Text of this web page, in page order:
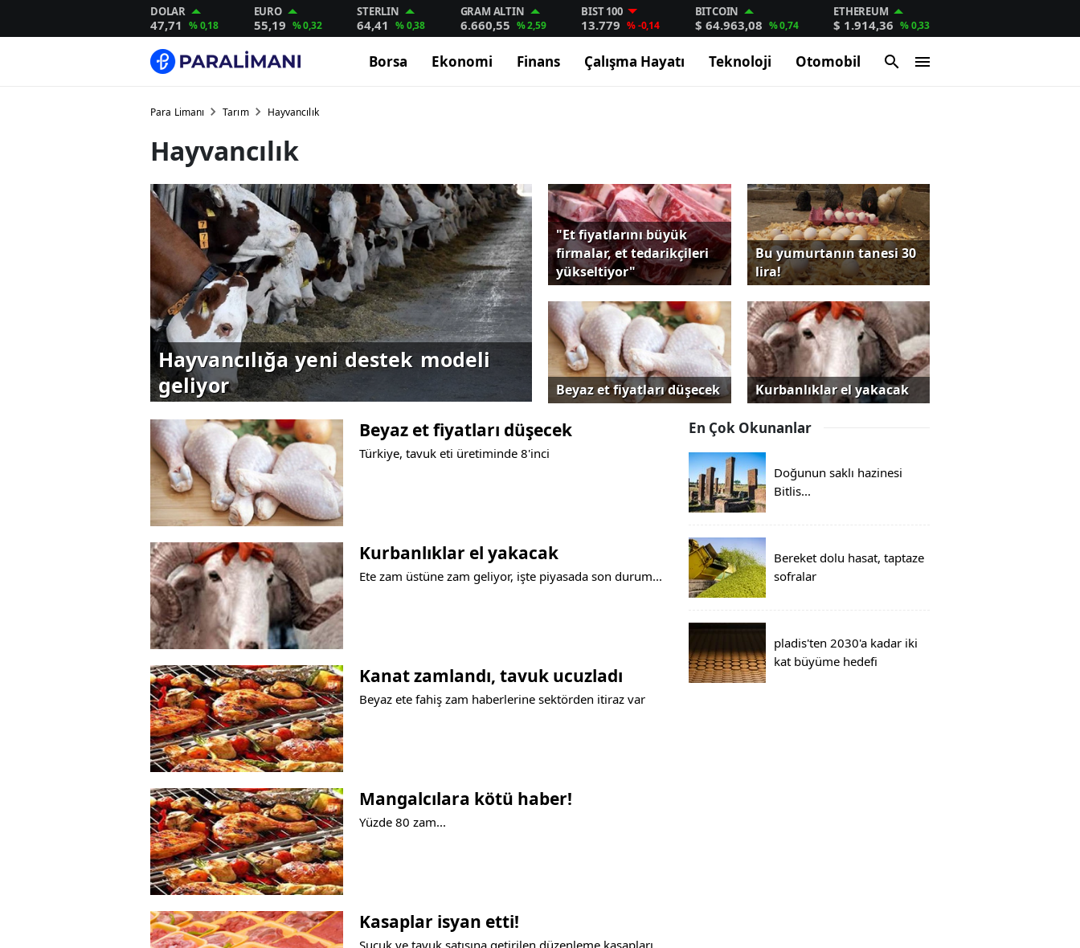
DOLAR
47,71 % 0,18
EURO
55,19 % 0,32
STERLIN
64,41 % 0,38
GRAM ALTIN
6.660,55 % 2,59
BIST 100
13.779 % -0,14
BITCOIN
$ 64.963,08 % 0,74
ETHEREUM
$ 1.914,36 % 0,33
Borsa Ekonomi Finans Çalışma Hayatı Teknoloji Otomobil
Para Limanı Tarım Hayvancılık
Hayvancılık
Hayvancılığa yeni destek modeli
geliyor
"Et fiyatlarını büyük
firmalar, et tedarikçileri
yükseltiyor"
Bu yumurtanın tanesi 30
lira!
Beyaz et fiyatları düşecek Kurbanlıklar el yakacak
Beyaz et fiyatları düşecek
Türkiye, tavuk eti üretiminde 8'inci
Kurbanlıklar el yakacak
Ete zam üstüne zam geliyor, işte piyasada son durum...
Kanat zamlandı, tavuk ucuzladı
Beyaz ete fahiş zam haberlerine sektörden itiraz var
Mangalcılara kötü haber!
Yüzde 80 zam...
Kasaplar isyan etti!
Sucuk ve tavuk satışına getirilen düzenleme kasapları
En Çok Okunanlar
Doğunun saklı hazinesi
Bitlis...
Bereket dolu hasat, taptaze
sofralar
pladis'ten 2030'a kadar iki
kat büyüme hedefi